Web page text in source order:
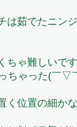
は茹でたニン
ちゃ難しいで
ちゃった(￣▽
く位置の細か